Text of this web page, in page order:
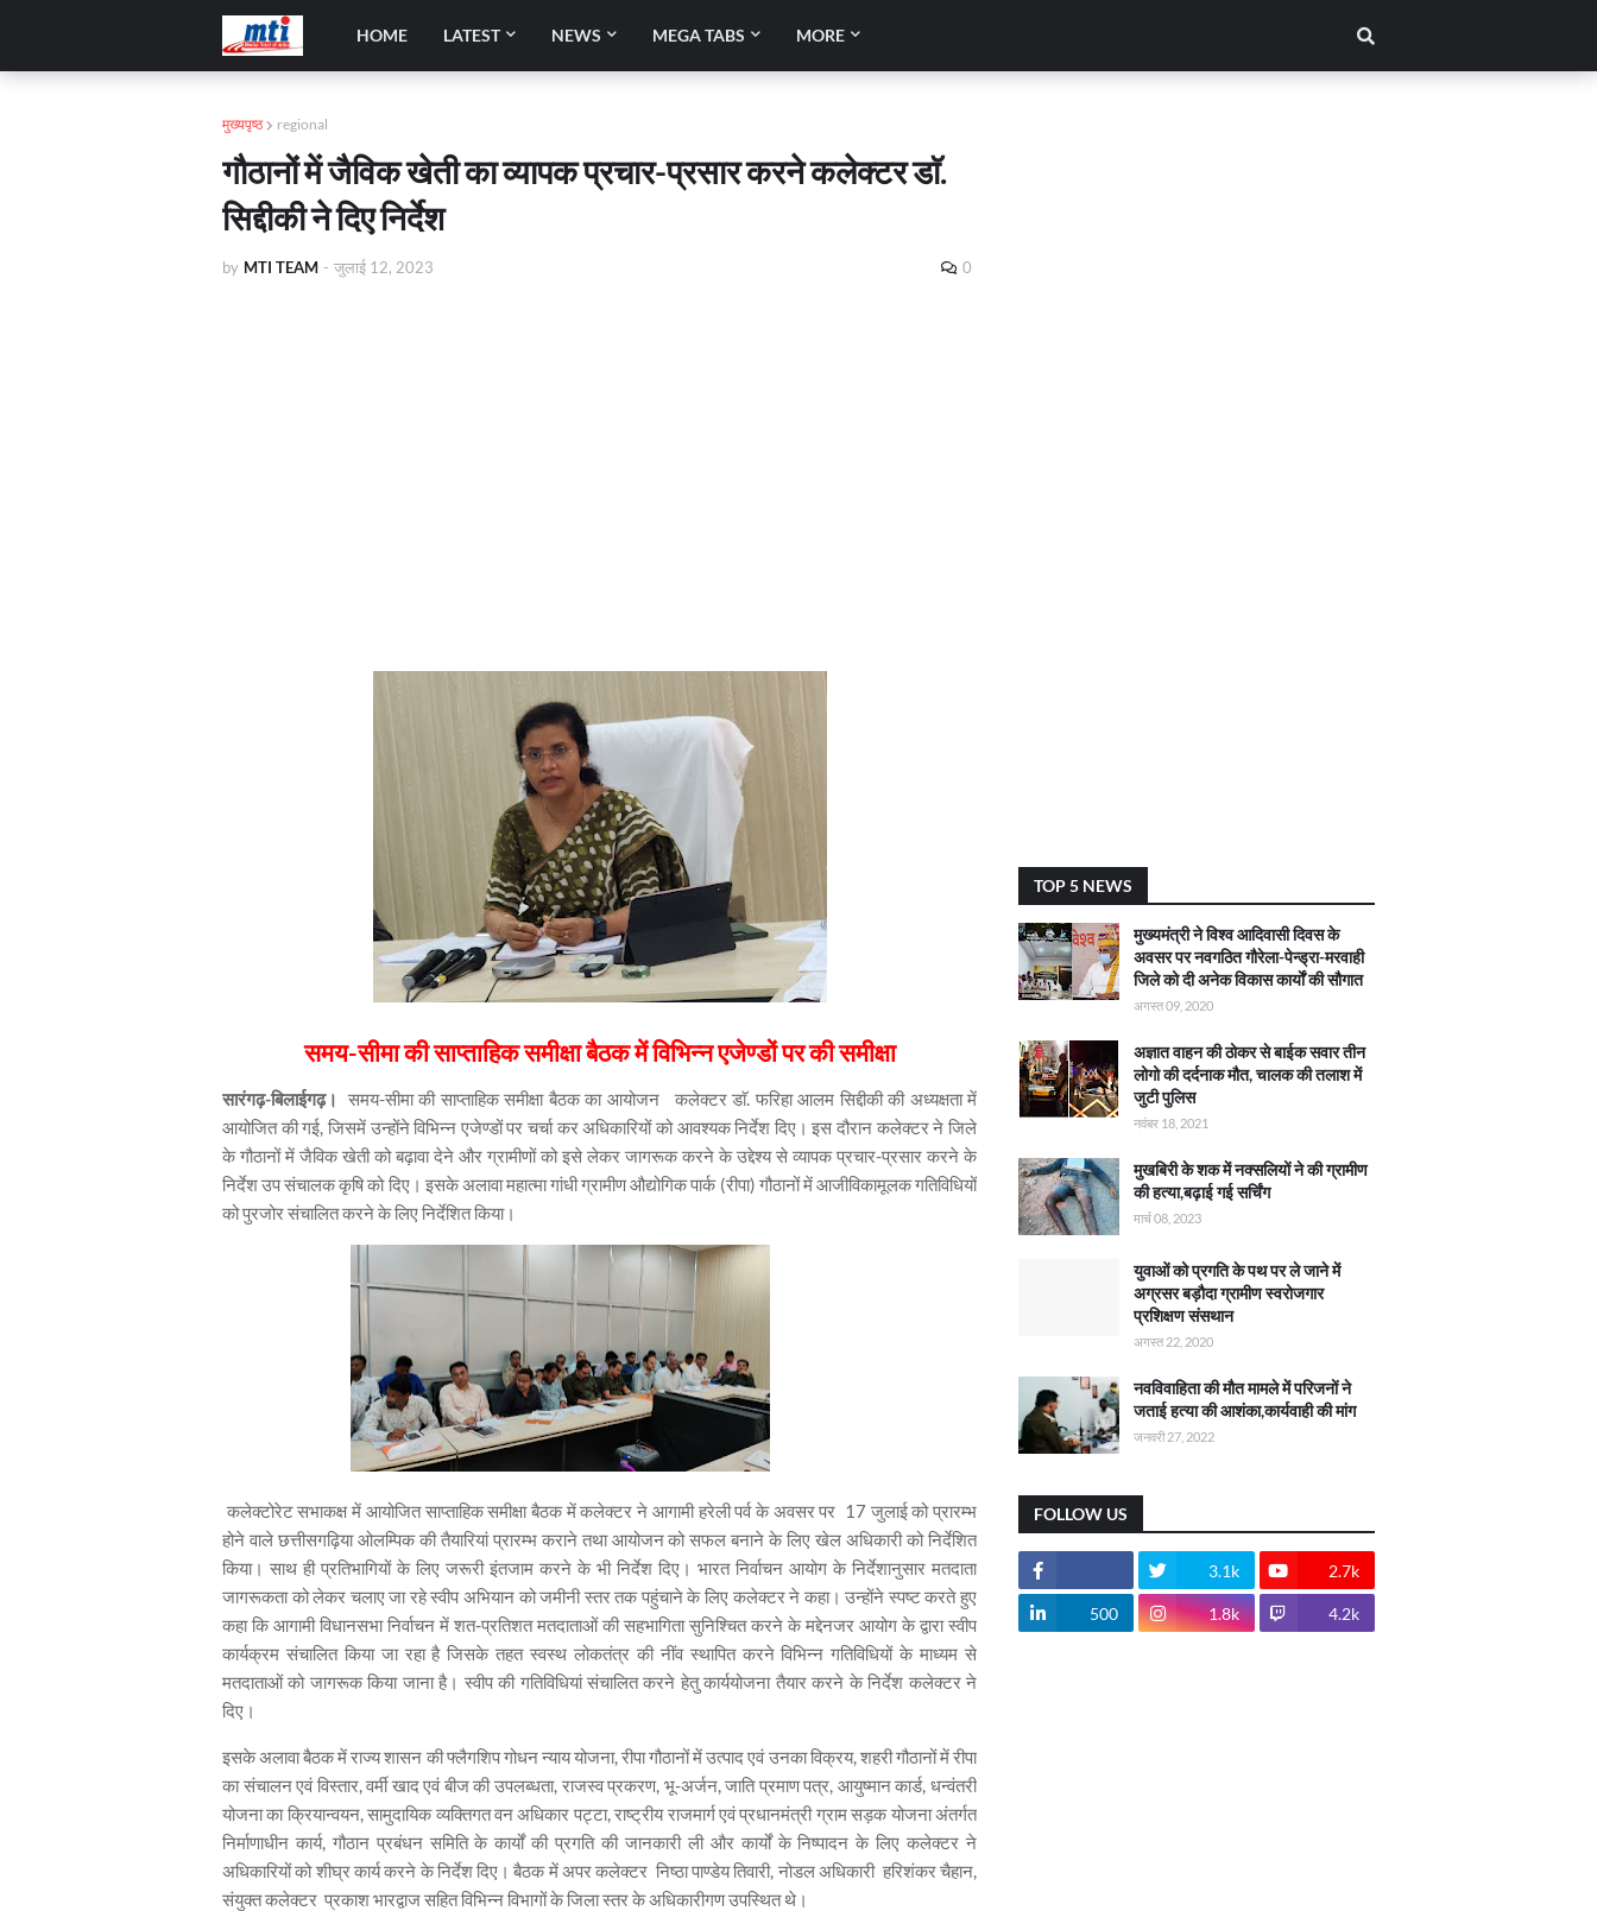
HOME LATEST NEWS MEGA TABS MORE
मुख्यपृष्ठ regional
गौठानों में जैविक खेती का व्यापक प्रचार-प्रसार करने कलेक्टर डाॅ.
सिद्दीकी ने दिए निर्देश
by MTI TEAM - जुलाई 12, 2023 0
समय-सीमा की साप्ताहिक समीक्षा बैठक में विभिन्न एजेण्डों पर की समीक्षा
सारंगढ़-बिलाईगढ़।
समय-सीमा की साप्ताहिक समीक्षा बैठक का आयोजन कलेक्टर डाॅ. फरिहा आलम सिद्दीकी की अध्यक्षता में
आयोजित की गई, जिसमें उन्होंने विभिन्न एजेण्डों पर चर्चा कर अधिकारियों को आवश्यक निर्देश दिए। इस दौरान कलेक्टर ने जिले
के गौठानों में जैविक खेती को बढ़ावा देने और ग्रामीणों को इसे लेकर जागरूक करने के उद्देश्य से व्यापक प्रचार-प्रसार करने के
निर्देश उप संचालक कृषि को दिए। इसके अलावा महात्मा गांधी ग्रामीण औद्योगिक पार्क (रीपा) गौठानों में आजीविकामूलक गतिविधियों
को पुरजोर संचालित करने के लिए निर्देशित किया।
कलेक्टोरेट सभाकक्ष में आयोजित साप्ताहिक समीक्षा बैठक में कलेक्टर ने आगामी हरेली पर्व के अवसर पर 17 जुलाई को प्रारम्भ
होने वाले छत्तीसगढ़िया ओलम्पिक की तैयारियां प्रारम्भ कराने तथा आयोजन को सफल बनाने के लिए खेल अधिकारी को निर्देशित
किया। साथ ही प्रतिभागियों के लिए जरूरी इंतजाम करने के भी निर्देश दिए। भारत निर्वाचन आयोग के निर्देशानुसार मतदाता
जागरूकता को लेकर चलाए जा रहे स्वीप अभियान को जमीनी स्तर तक पहुंचाने के लिए कलेक्टर ने कहा। उन्होंने स्पष्ट करते हुए
कहा कि आगामी विधानसभा निर्वाचन में शत-प्रतिशत मतदाताओं की सहभागिता सुनिश्चित करने के मद्देनजर आयोग के द्वारा स्वीप
कार्यक्रम संचालित किया जा रहा है जिसके तहत स्वस्थ लोकतंत्र की नींव स्थापित करने विभिन्न गतिविधियों के माध्यम से
मतदाताओं को जागरूक किया जाना है। स्वीप की गतिविधियां संचालित करने हेतु कार्ययोजना तैयार करने के निर्देश कलेक्टर ने
दिए।
इसके अलावा बैठक में राज्य शासन की फ्लैगशिप गोधन न्याय योजना, रीपा गौठानों में उत्पाद एवं उनका विक्रय, शहरी गौठानों में रीपा
का संचालन एवं विस्तार, वर्मी खाद एवं बीज की उपलब्धता, राजस्व प्रकरण, भू-अर्जन, जाति प्रमाण पत्र, आयुष्मान कार्ड, धन्वंतरी
योजना का क्रियान्वयन, सामुदायिक व्यक्तिगत वन अधिकार पट्टा, राष्ट्रीय राजमार्ग एवं प्रधानमंत्री ग्राम सड़क योजना अंतर्गत
निर्माणाधीन कार्य, गौठान प्रबंधन समिति के कार्यों की प्रगति की जानकारी ली और कार्यों के निष्पादन के लिए कलेक्टर ने
अधिकारियों को शीघ्र कार्य करने के निर्देश दिए। बैठक में अपर कलेक्टर निष्ठा पाण्डेय तिवारी, नोडल अधिकारी हरिशंकर चैहान,
संयुक्त कलेक्टर प्रकाश भारद्वाज सहित विभिन्न विभागों के जिला स्तर के अधिकारीगण उपस्थित थे।
TOP 5 NEWS
मुख्यमंत्री ने विश्व आदिवासी दिवस के
अवसर पर नवगठित गौरेला-पेन्ड्रा-मरवाही
जिले को दी अनेक विकास कार्याें की सौगात
अगस्त 09, 2020
अज्ञात वाहन की ठोकर से बाईक सवार तीन
लोगो की दर्दनाक मौत, चालक की तलाश में
जुटी पुलिस
नवंबर 18, 2021
मुखबिरी के शक में नक्सलियों ने की ग्रामीण
की हत्या,बढ़ाई गई सर्चिंग
मार्च 08, 2023
युवाओं को प्रगति के पथ पर ले जाने में
अग्रसर बड़ौदा ग्रामीण स्वरोजगार
प्रशिक्षण संसथान
अगस्त 22, 2020
नवविवाहिता की मौत मामले में परिजनों ने
जताई हत्या की आशंका,कार्यवाही की मांग
जनवरी 27, 2022
FOLLOW US
3.1k 2.7k
500 1.8k 4.2k